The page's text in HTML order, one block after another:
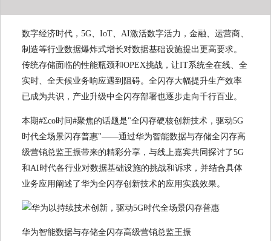
数字经济时代，5G、IoT、AI激活数字活力，金融、运营商、
制造等行业数据爆炸式增长对数据基础设施提出更高要求。
传统存储面临的性能瓶颈和OPEX挑战，让IT系统全在线、全
实时、全天候业务响应遇到阻碍。全闪存大幅提升生产效率
已成为共识，产业升级中全闪存部署也逐步走向千行百业。
本期#Σco时间#聚焦的话题是"全闪存硬核创新技术，驱动5G
时代全场景闪存普惠"——通过华为智能数据与存储全闪存高
级营销总监王振带来的精彩分享，与线上嘉宾共同探讨了5G
和AI时代各行业对数据基础设施的挑战和诉求，并结合具体
业务应用阐述了华为全闪存创新技术的应用实践效果。
华为智能数据与存储全闪存高级营销总监王振